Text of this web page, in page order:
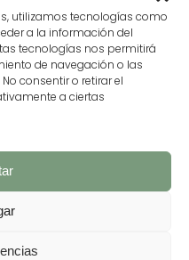
utilizamos tecnologías como
a la información del
tecnologías nos permitirá
de navegación o las
consentir o retirar el
a ciertas